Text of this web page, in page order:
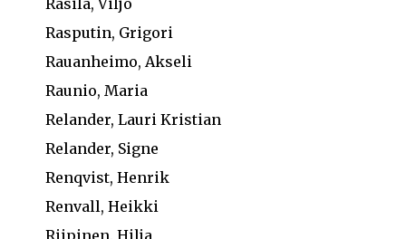
Rasila, Viljo
Rasputin, Grigori
Rauanheimo, Akseli
Raunio, Maria
Relander, Lauri Kristian
Relander, Signe
Renqvist, Henrik
Renvall, Heikki
Riipinen, Hilja